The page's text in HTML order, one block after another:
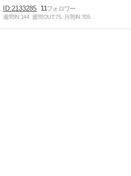
2133285 11
週間IN:144 週間OUT:75 月間IN:705